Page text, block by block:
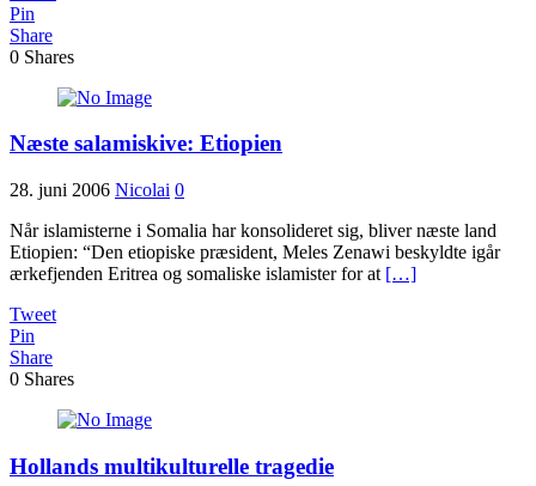
Pin
Share
0 Shares
Næste salamiskive: Etiopien
28. juni 2006 Nicolai 0
Når islamisterne i Somalia har konsolideret sig, bliver næste land
Etiopien: “Den etiopiske præsident, Meles Zenawi beskyldte igår
ærkefjenden Eritrea og somaliske islamister for at […]
Tweet
Pin
Share
0 Shares
Hollands multikulturelle tragedie